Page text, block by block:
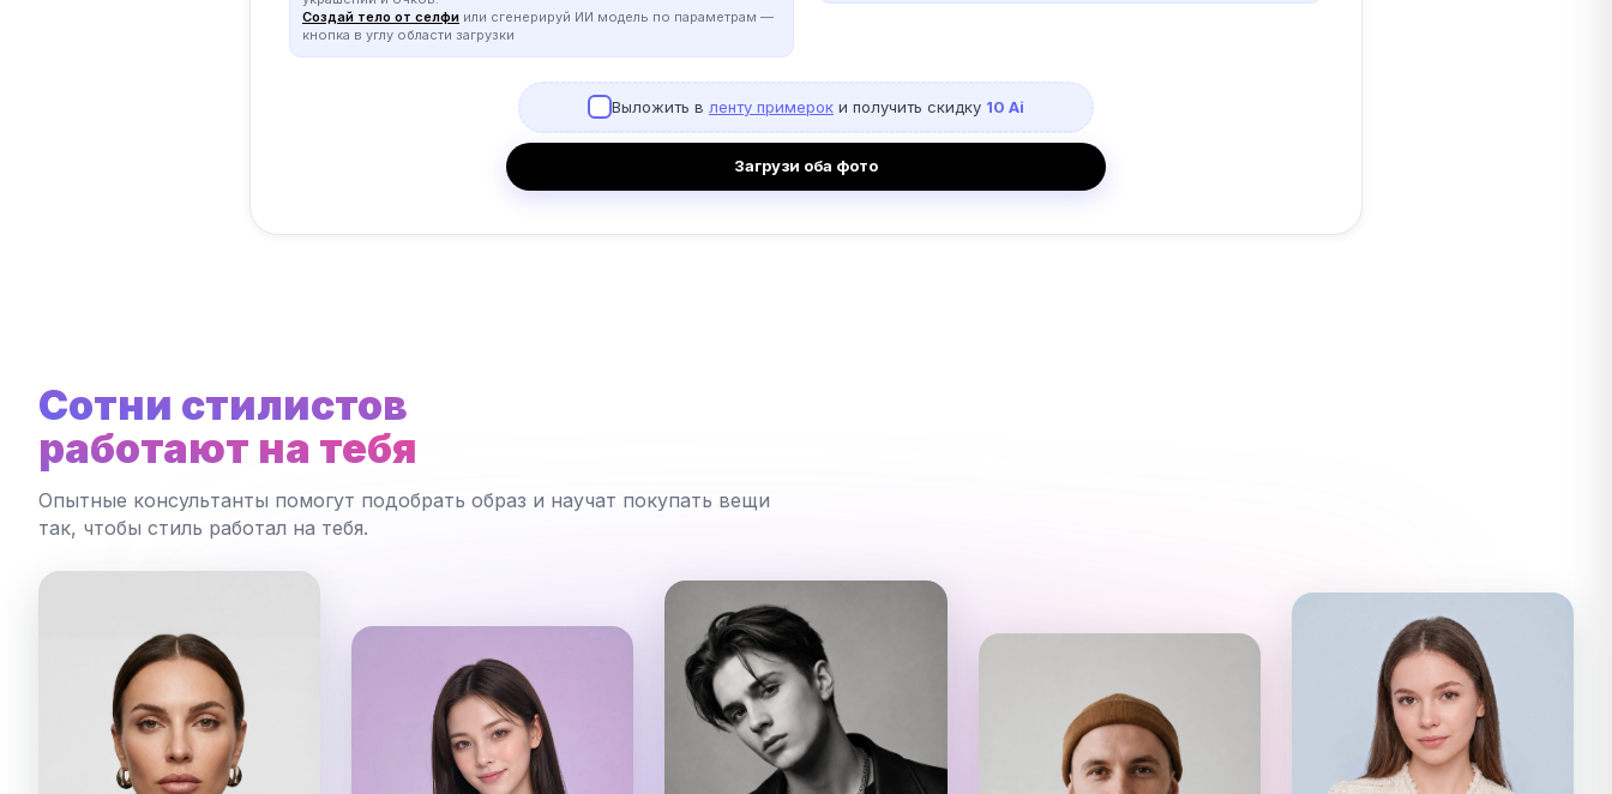
Создай тело от селфи или сгенерируй ИИ модель по параметрам —
кнопка в углу области загрузки
Выложить в ленту примерок и получить скидку 10 Ai
Загрузи оба фото
Сотни стилистов
работают на тебя
Опытные консультанты помогут подобрать образ и научат покупать вещи
так, чтобы стиль работал на тебя.